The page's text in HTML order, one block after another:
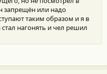
запрещён или надо
таким образом и я в
стал нагонять и чел решил